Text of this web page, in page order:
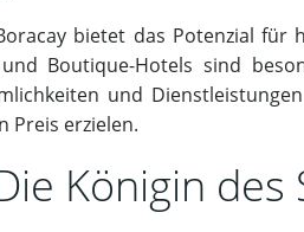
bietet das Potenzial
Boutique-Hotels sind
und
Preis erzielen.
Königin des